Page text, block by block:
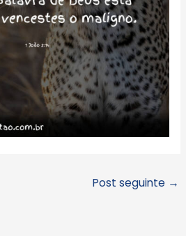
Post seguinte →